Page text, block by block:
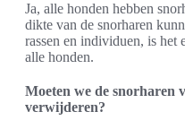
Ja, alle honden hebben
dikte van de snorharen
rassen en individuen, is het
alle honden.
Moeten we de snorharen
verwijderen?